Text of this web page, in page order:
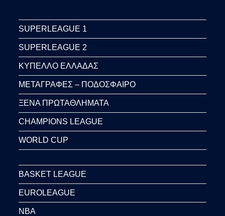
SUPERLEAGUE 1
SUPERLEAGUE 2
ΚΥΠΕΛΛΟ ΕΛΛΑΔΑΣ
ΜΕΤΑΓΡΑΦΕΣ – ΠΟΔΟΣΦΑΙΡΟ
ΞΕΝΑ ΠΡΩΤΑΘΛΗΜΑΤΑ
CHAMPIONS LEAGUE
WORLD CUP
BASKET LEAGUE
EUROLEAGUE
NBA